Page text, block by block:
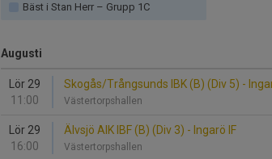
Bäst i Stan Herr – Grupp 1C
Augusti
Lör 29
11:00
Skogås/Trångsunds IBK (B) (Div 5) -
Västertorpshallen
Lör 29
16:00
Älvsjö AIK IBF (B) (Div 3) - Ingarö IF
Västertorpshallen